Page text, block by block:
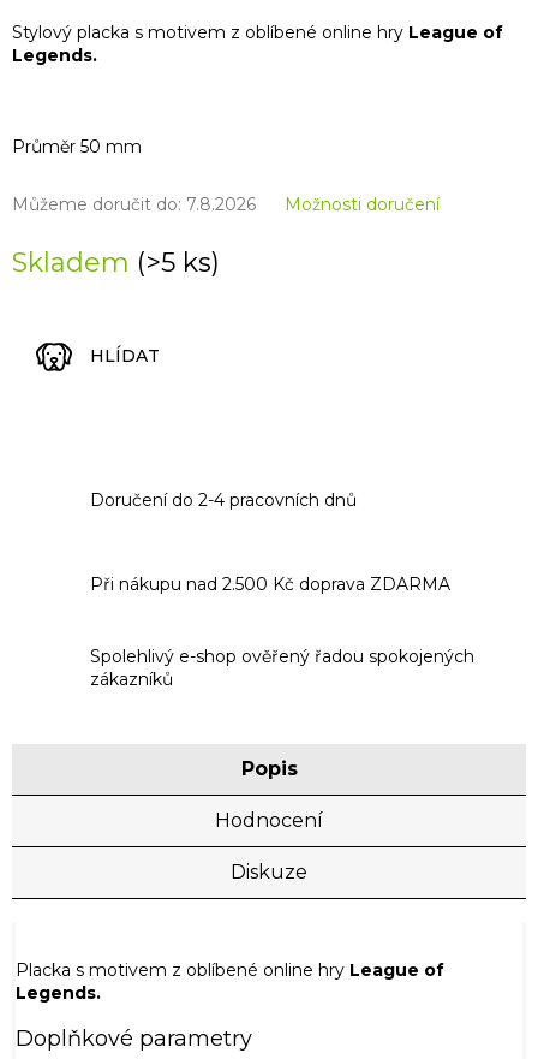
Skladem (>5 ks)
Můžeme doručit do: 7.8.2026 Možnosti doručení
Stylový placka s motivem z oblíbené online hry League of
Legends.
Průměr 50 mm
HLÍDAT
Doručení do 2-4 pracovních dnů
Při nákupu nad 2.500 Kč doprava ZDARMA
Spolehlivý e-shop ověřený řadou spokojených
zákazníků
Popis
Hodnocení
Diskuze
Placka s motivem z oblíbené online hry League of
Legends.
Doplňkové parametry